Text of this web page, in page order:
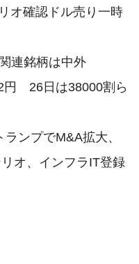
オ確認ドル売り一時
連銘柄は中外
　26日は38000割ら
ンプでM&A拡大、
オ、インフラIT登録